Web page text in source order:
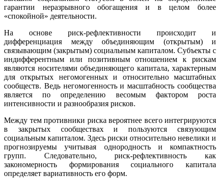
гарантии неразрывного обогащения и в целом более
«спокойной» деятельности.
На основе риск-рефлективности происходит и
дифференциация между объединяющим (открытым) и
связывающим (закрытым) социальным капиталом. Субъекты с
индифферентным или позитивным отношением к рискам
являются носителями объединяющего капитала, характерным
для открытых негомогенных и относительно масштабных
сообществ. Ведь негомогенность и масштабность сообщества
является по определению весомым фактором роста
интенсивности и разнообразия рисков.
Между тем противники риска вероятнее всего интегрируются
в закрытых сообществах и пользуются связующим
социальным капиталом. Здесь риски относительно невелики и
прогнозируемы учитывая однородность и компактность
групп. Следовательно, риск-рефлективность как
закономерность формирования социального капитала
определяет вариативность его форм.